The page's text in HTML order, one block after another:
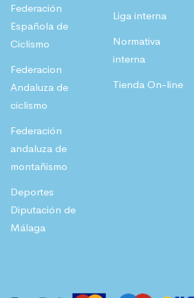
Federación
Española de
Ciclismo
Federacion
Andaluza de
ciclismo
Federación
andaluza de
montañismo
Deportes
Diputación de
Málaga
Liga interna
Normativa
interna
Tienda On-line